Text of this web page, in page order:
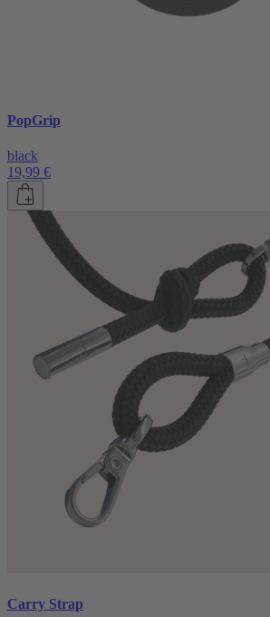
PopGrip
black
19,99 €
Carry Strap